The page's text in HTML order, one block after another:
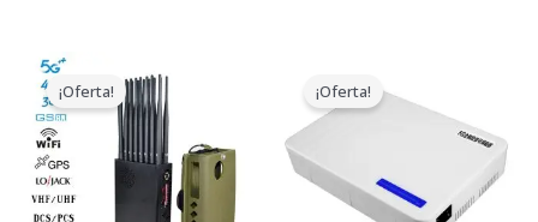
¡Oferta!
precio
original
era:
$1,539.00.$839.99.
¡Oferta!original
es:
$369.69.